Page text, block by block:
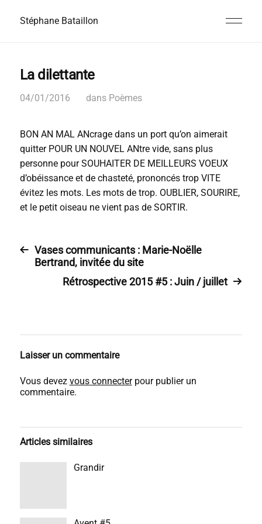
Stéphane Bataillon
La dilettante
04/01/2016 dans Poèmes
BON AN MAL ANcrage dans un port qu’on aimerait
quitter POUR UN NOUVEL ANtre vide, sans plus
personne pour SOUHAITER DE MEILLEURS VOEUX
d’obéissance et de chasteté, prononcés trop VITE
évitez les mots. Les mots de trop. OUBLIER, SOURIRE,
et le petit oiseau ne vient pas de SORTIR.
Vases communicants : Marie-Noëlle
Bertrand, invitée du site
Rétrospective 2015 #5 : Juin / juillet
Laisser un commentaire
Vous devez vous connecterpour publier un
commentaire.
Articles similaires
Grandir